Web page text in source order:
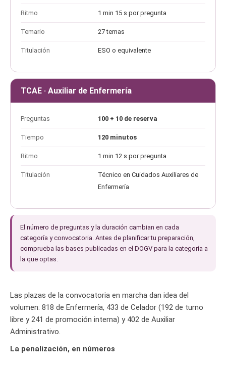
Ritmo 1 min 15 s por pregunta
Temario 27 temas
Titulación ESO o equivalente
TCAE · Auxiliar de Enfermería
Preguntas 100 + 10 de reserva
Tiempo 120 minutos
Ritmo 1 min 12 s por pregunta
Titulación
Técnico en Cuidados Auxiliares de
Enfermería
El número de preguntas y la duración cambian en cada
categoría y convocatoria. Antes de planificar tu preparación,
comprueba las bases publicadas en el DOGV para la categoría a
la que optas.
Las plazas de la convocatoria en marcha dan idea del
volumen: 818 de Enfermería, 433 de Celador (192 de turno
libre y 241 de promoción interna) y 402 de Auxiliar
Administrativo.
La penalización, en números